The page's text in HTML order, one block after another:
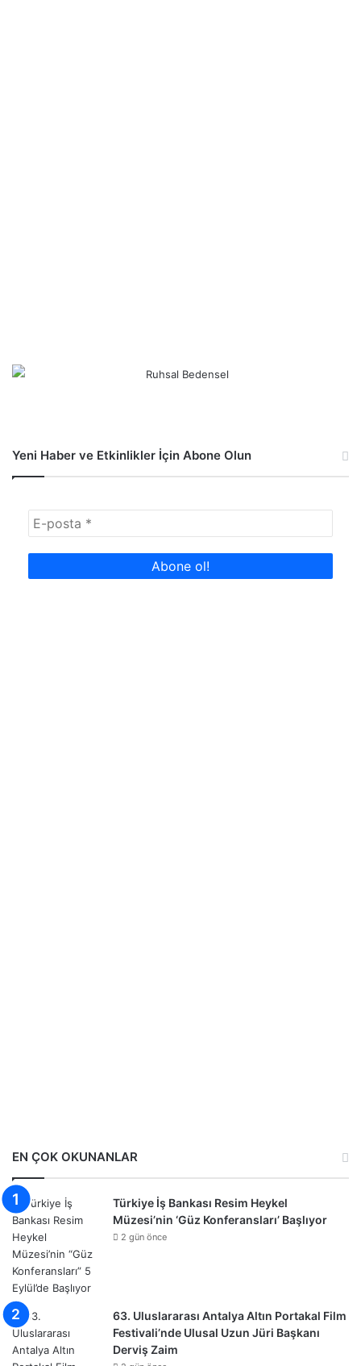
Yeni Haber ve Etkinlikler İçin Abone Olun
EN ÇOK OKUNANLAR
Türkiye İş Bankası Resim Heykel
Müzesi’nin ‘Güz Konferansları’ Başlıyor
2 gün önce
63. Uluslararası Antalya Altın Portakal Film
Festivali’nde Ulusal Uzun Jüri Başkanı
Derviş Zaim